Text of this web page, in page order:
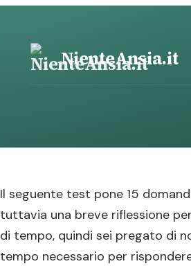
NienteAnsia.it
Il seguente test pone 15
tuttavia una breve riflessione
di tempo, quindi sei pregato di
tempo necessario per